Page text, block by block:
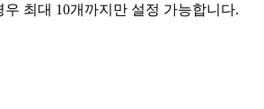
최대 10개까지만 설정 가능합니다.